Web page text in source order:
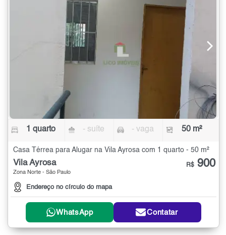
1 quarto - suíte - vaga 50 m²
Casa Térrea para Alugar na Vila Ayrosa com 1 quarto - 50 m²
Vila Ayrosa
Zona Norte - São Paulo
Endereço no círculo do mapa
R$ 900
WhatsApp Contatar